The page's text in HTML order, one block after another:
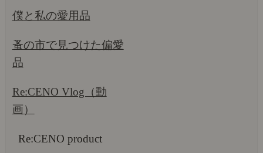
僕と私の愛用品
蚤の市で見つけた偏愛
品
Re:CENO Vlog（動
画）
Re:CENO product